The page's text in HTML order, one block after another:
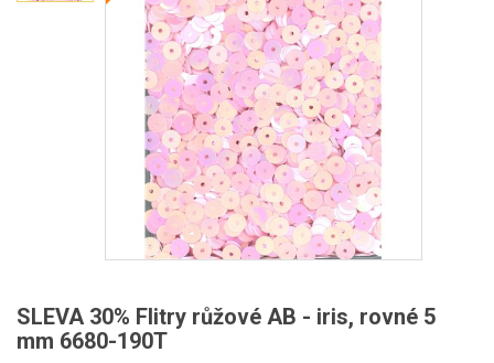
SLEVA 30% Flitry růžové AB - iris, rovné 5
mm 6680-190T